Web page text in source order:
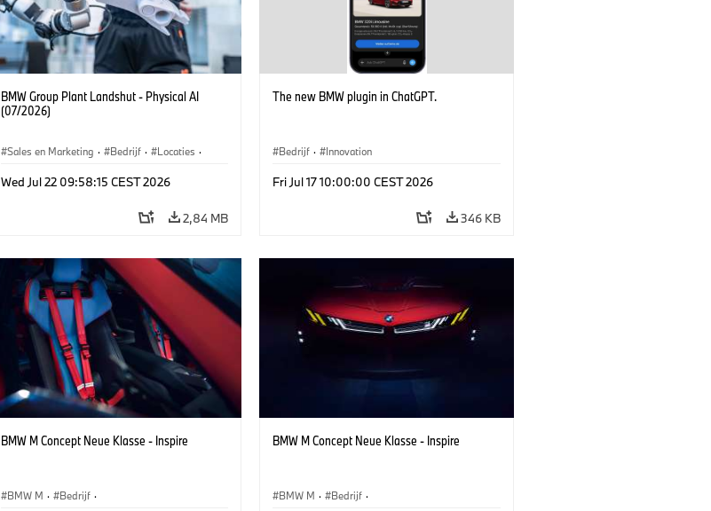
BMW Group Plant Landshut - Physical AI
(07/2026)
Sales en Marketing · Bedrijf · Locaties ·
Wed Jul 22 09:58:15 CEST 2026
2,84 MB
The new BMW plugin in ChatGPT.
Bedrijf · Innovation
Fri Jul 17 10:00:00 CEST 2026
346 KB
BMW M Concept Neue Klasse - Inspire
BMW M · Bedrijf ·
BMW M Concept Neue Klasse - Inspire
BMW M · Bedrijf ·